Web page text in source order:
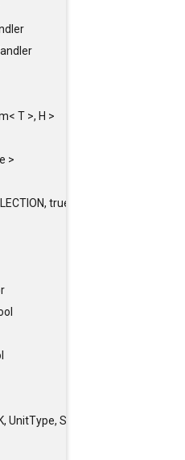
T >, H >
>
true >
UnitType, SIZE >